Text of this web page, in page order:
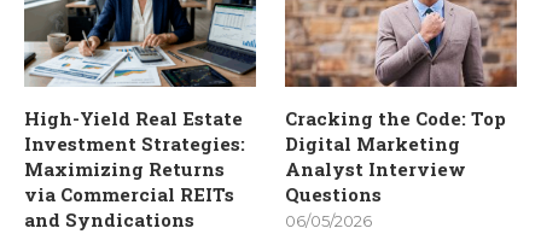
High-Yield Real Estate
Investment Strategies:
Maximizing Returns
via Commercial REITs
and Syndications
Cracking the Code: Top
Digital Marketing
Analyst Interview
Questions
06/05/2026